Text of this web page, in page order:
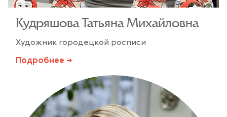
Кудряшова Татьяна Михайловна
Художник городецкой росписи
Подробнее →